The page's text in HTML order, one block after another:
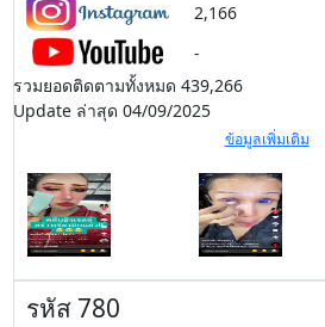
2,166
-
รวมยอดติดตามทั้งหมด 439,266
Update ล่าสุด 04/09/2025
ข้อมูลเพิ่มเติม
รหัส 780